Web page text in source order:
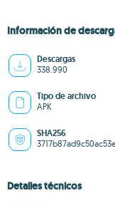
Información de
Descargas
338.990
Tipo de archivo
APK
SHA256
Detalles técnicos